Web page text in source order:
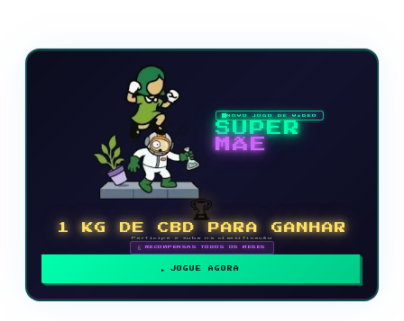
NOVO JOGO DE VÍDEO
SUPER
MÃE
🏆
1 KG DE CBD PARA GANHAR
Participe e suba na classificação
🗓 RECOMPENSAS TODOS OS MESES
JOGUE AGORA